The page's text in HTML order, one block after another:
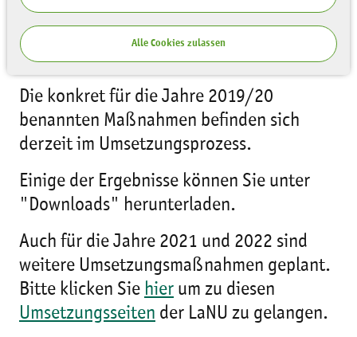
Alle Cookies zulassen
regelmäßig überprüft und an die
Anforderungen der Praxis angepasst
werden.
Die konkret für die Jahre 2019/20
benannten Maßnahmen befinden sich
derzeit im Umsetzungsprozess.
Einige der Ergebnisse können Sie unter
"Downloads" herunterladen.
Auch für die Jahre 2021 und 2022 sind
weitere Umsetzungsmaßnahmen geplant.
Bitte klicken Sie hier um zu diesen
Umsetzungsseiten der LaNU zu gelangen.